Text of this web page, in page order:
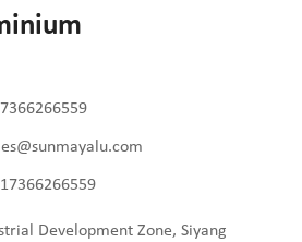
Development Zone, Siyang